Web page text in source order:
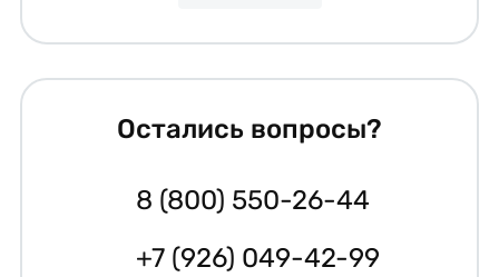
Остались вопросы?
8 (800) 550-26-44
+7 (926) 049-42-99